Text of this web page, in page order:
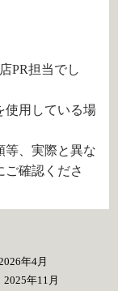
PR担当でし
使用している場
、実際と異な
ご確認くださ
年4月
2025年11月